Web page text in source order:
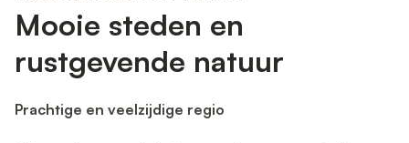
Mooie steden en
rustgevende natuur
Prachtige en veelzijdige regio